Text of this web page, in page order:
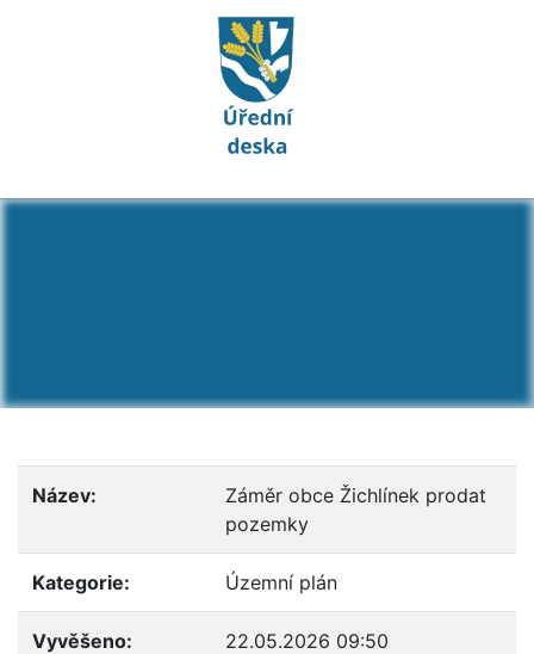
Detail dokumentu:
Název:
Záměr obce Žichlínek prodat
pozemky
Kategorie: Územní plán
Vyvěšeno: 22.05.2026 09:50